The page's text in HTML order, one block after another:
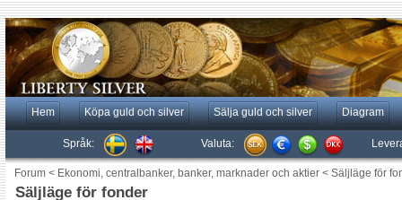
Hem Köpa guld och silver Sälja guld och silver Diagram
Språk: Valuta:
Forum < Ekonomi, centralbanker, banker, marknader och aktier < Säljläge för
Säljläge för fonder